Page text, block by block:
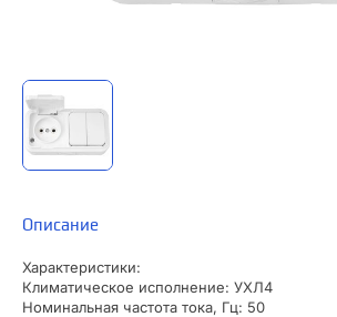
Описание
Характеристики:
Климатическое исполнение: УХЛ4
Номинальная частота тока, Гц: 50